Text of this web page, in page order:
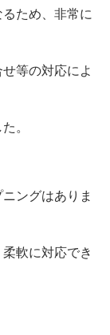
ため、非常に
等の対応によ
。
ングはありま
軟に対応でき